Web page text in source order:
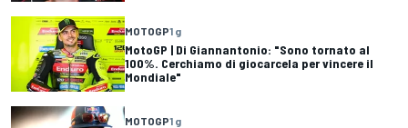
MOTOGP1 g
MotoGP | Di Giannantonio: "Sono tornato al
100%. Cerchiamo di giocarcela per vincere il
Mondiale"
MOTOGP1 g